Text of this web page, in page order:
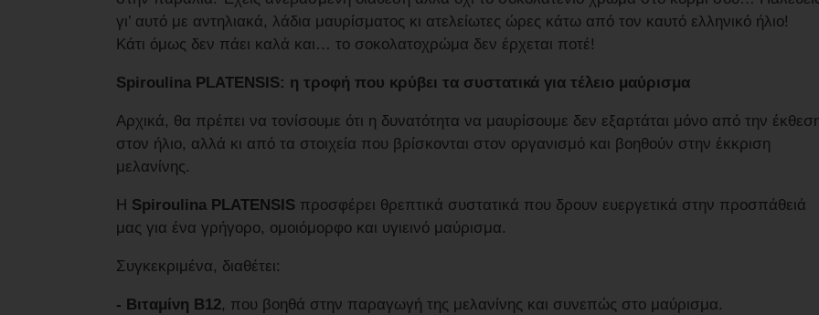
γι’ αυτό με αντηλιακά, λάδια μαυρίσματος κι ατελείωτες ώρες κάτω από τον καυτό ελληνικό ήλιο!
Κάτι όμως δεν πάει καλά και… το σοκολατοχρώμα δεν έρχεται ποτέ!
Spiroulina PLATENSIS: η τροφή που κρύβει τα συστατικά για τέλειο μαύρισμα
Αρχικά, θα πρέπει να τονίσουμε ότι η δυνατότητα να μαυρίσουμε δεν εξαρτάται μόνο από την
στον ήλιο, αλλά κι από τα στοιχεία που βρίσκονται στον οργανισμό και βοηθούν στην έκκριση
μελανίνης.
Η Spiroulina PLATENSIS προσφέρει θρεπτικά συστατικά που δρουν ευεργετικά στην προσπάθειά
μας για ένα γρήγορο, ομοιόμορφο και υγιεινό μαύρισμα.
Συγκεκριμένα, διαθέτει:
- Βιταμίνη Β12, που βοηθά στην παραγωγή της μελανίνης και συνεπώς στο μαύρισμα.